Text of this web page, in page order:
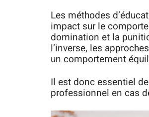
Les méthodes
impact sur le
domination et la
l’inverse, les
un comportement
Il est donc essentiel
professionnel en cas